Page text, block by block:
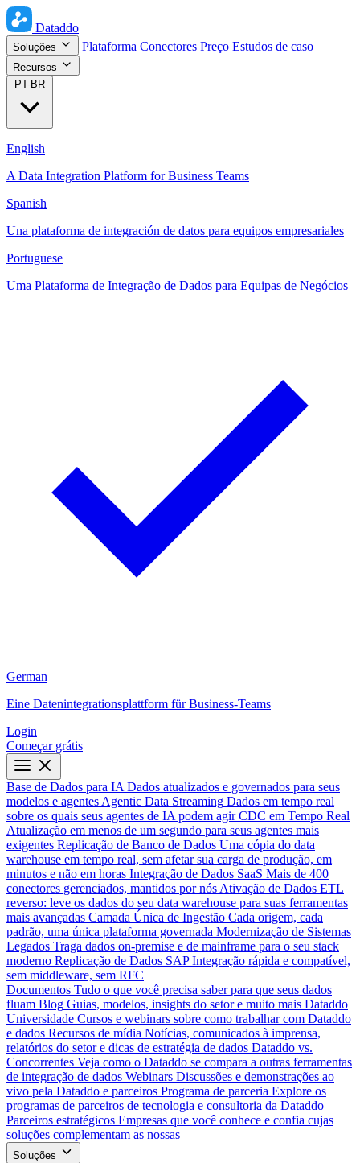
Dataddo
Soluções Plataforma Conectores Preço Estudos de caso
Recursos
PT-BR
English
A Data Integration Platform for Business Teams
Spanish
Una plataforma de integración de datos para equipos empresariales
Portuguese
Uma Plataforma de Integração de Dados para Equipas de Negócios
German
Eine Datenintegrationsplattform für Business-Teams
Login
Começar grátis
Base de Dados para IA Dados atualizados e governados para seus
modelos e agentes Agentic Data Streaming Dados em tempo real
sobre os quais seus agentes de IA podem agir CDC em Tempo Real
Atualização em menos de um segundo para seus agentes mais
exigentes Replicação de Banco de Dados Uma cópia do data
warehouse em tempo real, sem afetar sua carga de produção, em
minutos e não em horas Integração de Dados SaaS Mais de 400
conectores gerenciados, mantidos por nós Ativação de Dados ETL
reverso: leve os dados do seu data warehouse para suas ferramentas
mais avançadas Camada Única de Ingestão Cada origem, cada
padrão, uma única plataforma governada Modernização de Sistemas
Legados Traga dados on-premise e de mainframe para o seu stack
moderno Replicação de Dados SAP Integração rápida e compatível,
sem middleware, sem RFC
Documentos Tudo o que você precisa saber para que seus dados
fluam Blog Guias, modelos, insights do setor e muito mais Dataddo
Universidade Cursos e webinars sobre como trabalhar com Dataddo
e dados Recursos de mídia Notícias, comunicados à imprensa,
relatórios do setor e dicas de estratégia de dados Dataddo vs.
Concorrentes Veja como o Dataddo se compara a outras ferramentas
de integração de dados Webinars Discussões e demonstrações ao
vivo pela Dataddo e parceiros Programa de parceria Explore os
programas de parceiros de tecnologia e consultoria da Dataddo
Parceiros estratégicos Empresas que você conhece e confia cujas
soluções complementam as nossas
Soluções